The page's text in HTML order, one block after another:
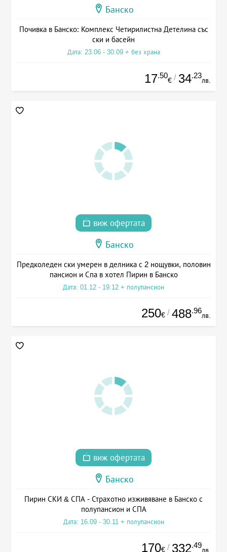
Банско
Почивка в Банско: Комплекс Четирилистна Детелина със
ски и басейн
Дата: 23.06 - 30.09 + без храна
17.50
€ / 34.23
лв.
виж офертата
Банско
Предколеден ски умерен в делника с 2 нощувки, половин
пансион и Спа в хотел Пирин в Банско
Дата: 01.12 - 19.12 + полупансион
250€ / 488.96
лв.
виж офертата
Банско
Пирин СКИ & СПА - Страхотно изживяване в Банско с
полупансион и СПА
Дата: 16.09 - 30.11 + полупансион
170€ / 332.49
лв.